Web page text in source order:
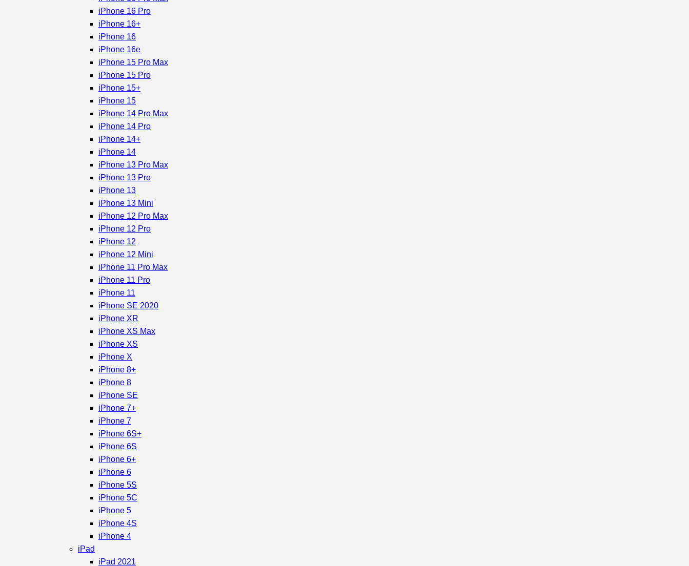
iPhone 16 Pro
iPhone 16+
iPhone 16
iPhone 16e
iPhone 15 Pro Max
iPhone 15 Pro
iPhone 15+
iPhone 15
iPhone 14 Pro Max
iPhone 14 Pro
iPhone 14+
iPhone 14
iPhone 13 Pro Max
iPhone 13 Pro
iPhone 13
iPhone 13 Mini
iPhone 12 Pro Max
iPhone 12 Pro
iPhone 12
iPhone 12 Mini
iPhone 11 Pro Max
iPhone 11 Pro
iPhone 11
iPhone SE 2020
iPhone XR
iPhone XS Max
iPhone XS
iPhone X
iPhone 8+
iPhone 8
iPhone SE
iPhone 7+
iPhone 7
iPhone 6S+
iPhone 6S
iPhone 6+
iPhone 6
iPhone 5S
iPhone 5C
iPhone 5
iPhone 4S
iPhone 4
iPad
iPad 2021